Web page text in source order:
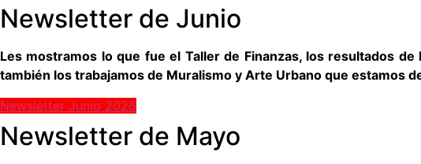
Newsletter de Junio
Les mostramos lo que fue el Taller de Finanzas, los resultados
también los trabajamos de Muralismo y Arte Urbano que estamos
Newsletter Junio 2026
Newsletter de Mayo